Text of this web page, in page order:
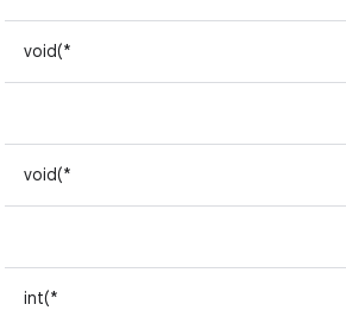
void(*
void(*
int(*